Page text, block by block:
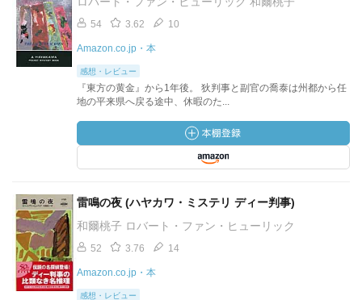
54 3.62 10
Amazon.co.jp・本
感想・レビュー
『東方の黄金』から1年後。 狄判事と副官の喬泰は州都から任
地の平来県へ戻る途中、休暇のた...
雷鳴の夜 (ハヤカワ・ミステリ ディー判事)
和爾桃子 ロバート・ファン・ヒューリック
52 3.76 14
Amazon.co.jp・本
感想・レビュー